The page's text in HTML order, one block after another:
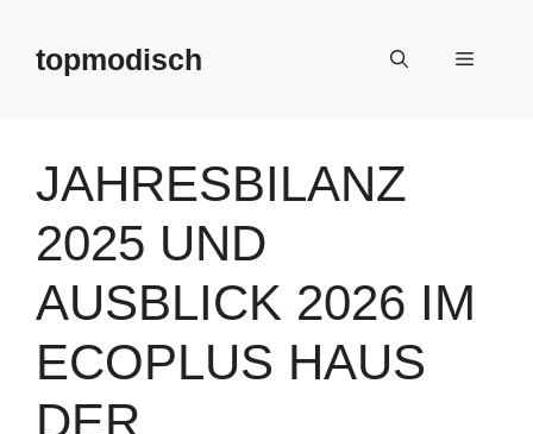
springentopmodisch Menü
JAHRESBILANZ
2025 UND
AUSBLICK 2026 IM
ECOPLUS HAUS
DER